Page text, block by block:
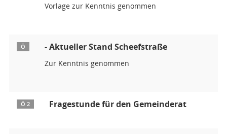
Vorlage zur Kenntnis genommen
Ö - Aktueller Stand Scheefstraße
Zur Kenntnis genommen
Ö 2 Fragestunde für den Gemeinderat